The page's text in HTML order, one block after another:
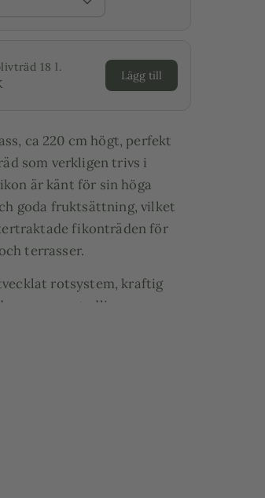
18 l.
Lägg till
ca 220 cm högt, perfekt
som verkligen trivs i
är känt för sin höga
goda fruktsättning, vilket
fikonträden för
terrasser.
rotsystem, kraftig
ger en tydlig
kan trädet ge
regler. Självklart kan vi
leverans.